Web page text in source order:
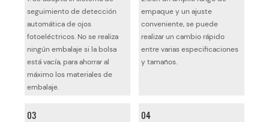
seguimiento de detección
automática de ojos
fotoeléctricos. No se realiza
ningún embalaje si la bolsa
está vacía, para ahorrar al
máximo los materiales de
embalaje.
empaque y un ajuste
conveniente, se puede
realizar un cambio rápido
entre varias especificaciones
y tamaños.
03 04